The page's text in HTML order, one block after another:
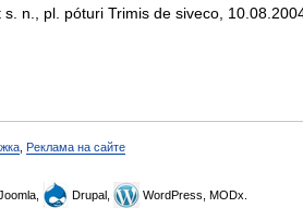
n., pl. póturi Trimis de siveco,
Реклама на сайте
Drupal, WordPress, MODx.